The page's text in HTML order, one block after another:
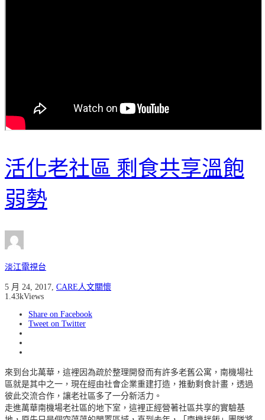
活化老社區 剩食共享溫飽
弱勢
淡江電視台
5 月 24, 2017 CARE人文關懷
1.43kViews
Share on Facebook
Tweet on Twitter
來到台北萬華，這裡因為疏於整理開發而有許多老舊公寓，南機場社
區就是其中之一，現在經由社會企業重建打造，推動剩食計畫，透過
彼此交流合作，讓老社區多了一分新活力。
走進萬華南機場老社區的地下室，這裡正經營著社區共享的實驗基